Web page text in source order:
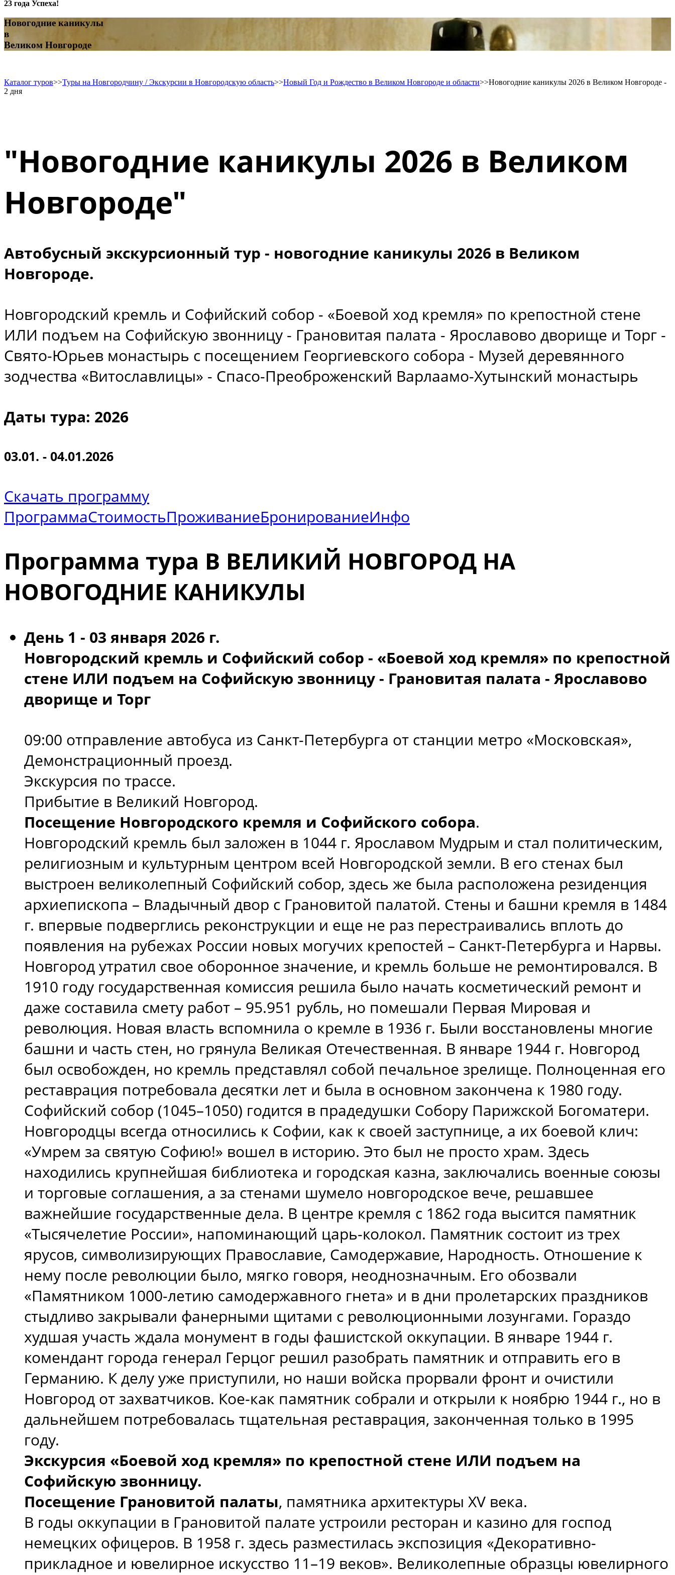
23 года Успеха!
Новогодние каникулы
в
Великом Новгороде
Каталог туров>>Туры на Новгородчину / Экскурсии в Новгородскую область>>Новый Год и Рождество в Великом Новгороде и области>>Новогодние каникулы 2026 в Великом Новгороде -
2 дня
"Новогодние каникулы 2026 в Великом
Новгороде"
Автобусный экскурсионный тур - новогодние каникулы 2026 в Великом
Новгороде.
Новгородский кремль и Софийский собор - «Боевой ход кремля» по крепостной стене
ИЛИ подъем на Софийскую звонницу - Грановитая палата - Ярославово дворище и Торг -
Свято-Юрьев монастырь с посещением Георгиевского собора - Музей деревянного
зодчества «Витославлицы» - Спасо-Преоброженский Варлаамо-Хутынский монастырь
Даты тура: 2026
03.01. - 04.01.2026
Скачать программу
ПрограммаСтоимостьПроживаниеБронированиеИнфо
Программа тура В ВЕЛИКИЙ НОВГОРОД НА
НОВОГОДНИЕ КАНИКУЛЫ
День 1 - 03 января 2026 г.
Новгородский кремль и Софийский собор - «Боевой ход кремля» по крепостной
стене ИЛИ подъем на Софийскую звонницу - Грановитая палата - Ярославово
дворище и Торг
09:00 отправление автобуса из Санкт-Петербурга от станции метро «Московская»,
Демонстрационный проезд.
Экскурсия по трассе.
Прибытие в Великий Новгород.
Посещение Новгородского кремля и Софийского собора.
Новгородский кремль был заложен в 1044 г. Ярославом Мудрым и стал политическим,
религиозным и культурным центром всей Новгородской земли. В его стенах был
выстроен великолепный Софийский собор, здесь же была расположена резиденция
архиепископа – Владычный двор с Грановитой палатой. Стены и башни кремля в 1484
г. впервые подверглись реконструкции и еще не раз перестраивались вплоть до
появления на рубежах России новых могучих крепостей – Санкт-Петербурга и Нарвы.
Новгород утратил свое оборонное значение, и кремль больше не ремонтировался. В
1910 году государственная комиссия решила было начать косметический ремонт и
даже составила смету работ – 95.951 рубль, но помешали Первая Мировая и
революция. Новая власть вспомнила о кремле в 1936 г. Были восстановлены многие
башни и часть стен, но грянула Великая Отечественная. В январе 1944 г. Новгород
был освобожден, но кремль представлял собой печальное зрелище. Полноценная его
реставрация потребовала десятки лет и была в основном закончена к 1980 году.
Софийский собор (1045–1050) годится в прадедушки Собору Парижской Богоматери.
Новгородцы всегда относились к Софии, как к своей заступнице, а их боевой клич:
«Умрем за святую Софию!» вошел в историю. Это был не просто храм. Здесь
находились крупнейшая библиотека и городская казна, заключались военные союзы
и торговые соглашения, а за стенами шумело новгородское вече, решавшее
важнейшие государственные дела. В центре кремля с 1862 года высится памятник
«Тысячелетие России», напоминающий царь-колокол. Памятник состоит из трех
ярусов, символизирующих Православие, Самодержавие, Народность. Отношение к
нему после революции было, мягко говоря, неоднозначным. Его обозвали
«Памятником 1000-летию самодержавного гнета» и в дни пролетарских праздников
стыдливо закрывали фанерными щитами с революционными лозунгами. Гораздо
худшая участь ждала монумент в годы фашистской оккупации. В январе 1944 г.
комендант города генерал Герцог решил разобрать памятник и отправить его в
Германию. К делу уже приступили, но наши войска прорвали фронт и очистили
Новгород от захватчиков. Кое-как памятник собрали и открыли к ноябрю 1944 г., но в
дальнейшем потребовалась тщательная реставрация, законченная только в 1995
году.
Экскурсия «Боевой ход кремля» по крепостной стене ИЛИ подъем на
Софийскую звонницу.
Посещение Грановитой палаты, памятника архитектуры XV века.
В годы оккупации в Грановитой палате устроили ресторан и казино для господ
немецких офицеров. В 1958 г. здесь разместилась экспозиция «Декоративно-
прикладное и ювелирное искусство 11–19 веков». Великолепные образцы ювелирного